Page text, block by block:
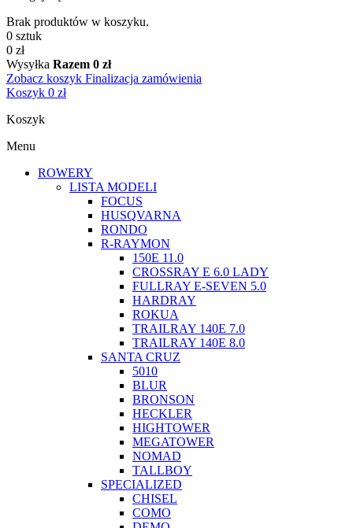
Brak produktów w koszyku.
0 sztuk
0 zł
Wysyłka Razem 0 zł
Zobacz koszyk Finalizacja zamówienia
Koszyk 0 zł
Koszyk
Menu
ROWERY
LISTA MODELI
FOCUS
HUSQVARNA
RONDO
R-RAYMON
150E 11.0
CROSSRAY E 6.0 LADY
FULLRAY E-SEVEN 5.0
HARDRAY
ROKUA
TRAILRAY 140E 7.0
TRAILRAY 140E 8.0
SANTA CRUZ
5010
BLUR
BRONSON
HECKLER
HIGHTOWER
MEGATOWER
NOMAD
TALLBOY
SPECIALIZED
CHISEL
COMO